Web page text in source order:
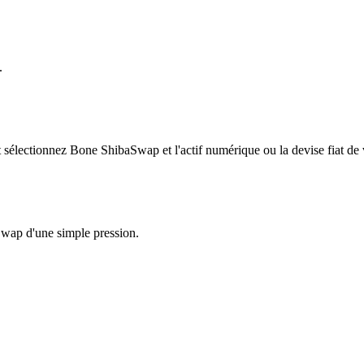
Bone ShibaSwap et l'actif numérique ou la devise fiat
d'une simple pression.